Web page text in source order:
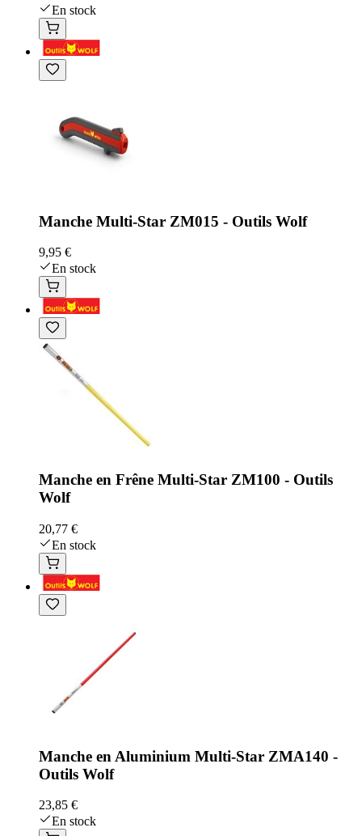
En stock
Manche Multi-Star ZM015 - Outils Wolf
9,95 €
En stock
Manche en Frêne Multi-Star ZM100 - Outils
Wolf
20,77 €
En stock
Manche en Aluminium Multi-Star ZMA140 -
Outils Wolf
23,85 €
En stock